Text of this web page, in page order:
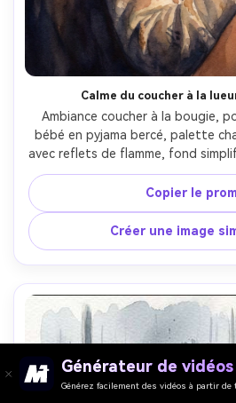
Calme du coucher à la
Ambiance coucher à la bougie,
bébé en pyjama bercé, palette
avec reflets de flamme, fond
doux, traits du visage détaillés,
papier visible, ton émotionnel
faible profondeur de
Copier le
Créer une image
Générateur de vidéos
Générez facilement des vidéos à partir de